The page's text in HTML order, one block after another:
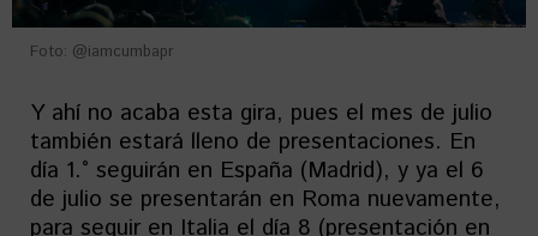
Foto: @iamcumbapr
Y ahí no acaba esta gira, pues el mes de julio
también estará lleno de presentaciones. En
día 1.° seguirán en España (Madrid), y ya el 6
de julio se presentarán en Roma nuevamente,
para seguir en Italia el día 8 (presentación en